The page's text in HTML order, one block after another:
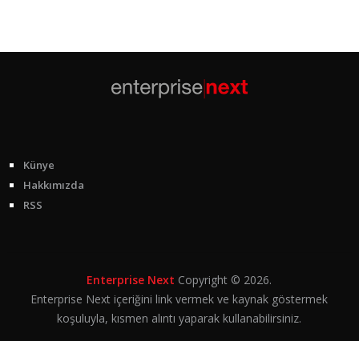
Künye
Hakkımızda
RSS
Enterprise Next Copyright © 2026.
Enterprise Next içeriğini link vermek ve kaynak göstermek
koşuluyla, kısmen alıntı yaparak kullanabilirsiniz.